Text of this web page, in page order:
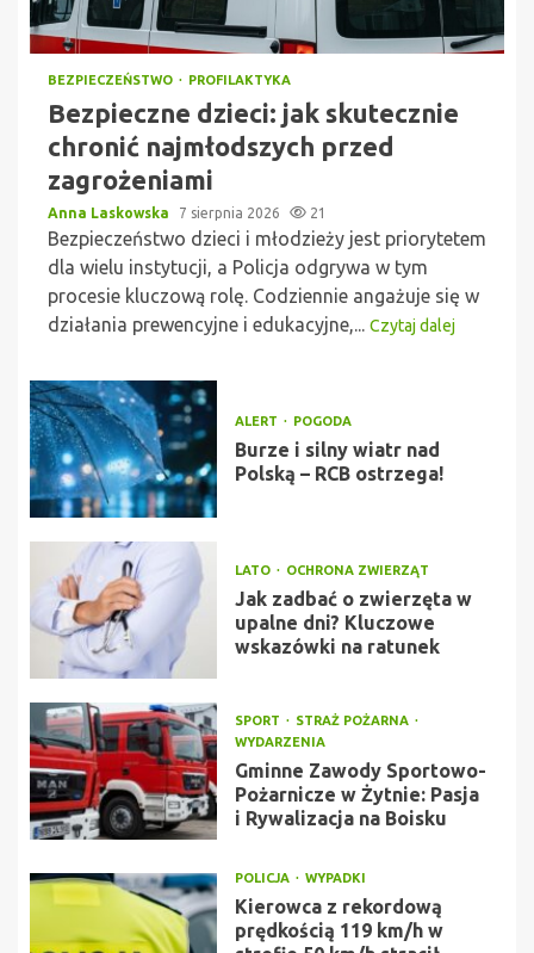
BEZPIECZEŃSTWO PROFILAKTYKA
Bezpieczne dzieci: jak skutecznie
chronić najmłodszych przed
zagrożeniami
Anna Laskowska 7 sierpnia 2026 21
Bezpieczeństwo dzieci i młodzieży jest priorytetem
dla wielu instytucji, a Policja odgrywa w tym
procesie kluczową rolę. Codziennie angażuje się w
działania prewencyjne i edukacyjne,... Czytaj dalej
ALERT POGODA
Burze i silny wiatr nad
Polską – RCB ostrzega!
LATO OCHRONA ZWIERZĄT
Jak zadbać o zwierzęta w
upalne dni? Kluczowe
wskazówki na ratunek
SPORT
STRAŻ POŻARNA
WYDARZENIA
Gminne Zawody Sportowo-
Pożarnicze w Żytnie: Pasja
i Rywalizacja na Boisku
POLICJA WYPADKI
Kierowca z rekordową
prędkością 119 km/h w